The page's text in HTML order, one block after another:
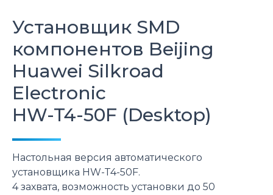
Установщик SMD
компонентов Beijing
Huawei Silkroad
Electronic
HW-T4-50F (Desktop)
Настольная версия автоматического
установщика HW-T4-50F.
4 захвата, возможность установки до 50